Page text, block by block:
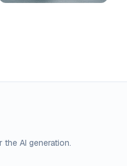
AI generation.